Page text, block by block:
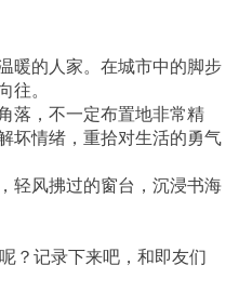
暖的人家。在城市中的脚步
往。
落，不一定布置地非常精
坏情绪，重拾对生活的勇气
轻风拂过的窗台，沉浸书海
？记录下来吧，和即友们